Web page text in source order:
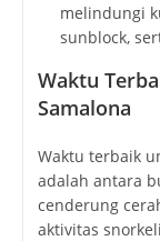
melindungi
sunblock,
Waktu
Samalona
Waktu terbaik
adalah antara
cenderung
aktivitas